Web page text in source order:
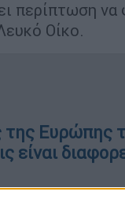
περίπτωση
Οίκο.
της Ευρώπης
είναι